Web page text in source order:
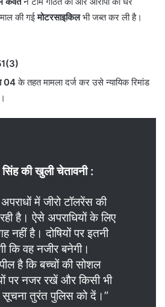
की गईमोटरसाइकिलभी जब्त कर ली है।
04के तहत मामला दर्ज कर उसे न्यायिक रिमांड
की खुली चेतावनी :
में जीरो टॉलरेंस की
है। ऐसे अपराधियों के लिए
नहीं है। दोषियों पर इतनी
कि वह नजीर बनेगी।
है कि बच्चों की सोशल
पर नजर रखें और किसी भी
सूचना तुरंत पुलिस को दें।”